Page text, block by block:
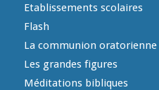
Etablissements scolaires
Flash
La communion oratorienne
Les grandes figures
Méditations bibliques